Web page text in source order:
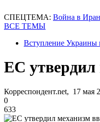
СПЕЦТЕМА: Война в
ВСЕ ТЕМЫ
Вступление Украины
ЕС утвердил
Корреспондент.net, 17 мая
0
633